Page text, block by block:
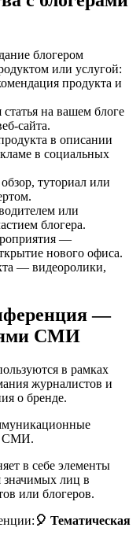
блогером
или услугой:
продукта и
на вашем блоге
сайта.
в описании
в социальных
туториал или
или
блогера.
—
нового офиса.
— видеоролики,
—
СМИ
в рамках
журналистов и
о бренде.
СМИ.
в себе элементы
значимых лиц в
или блогеров.
🎈 Тематическая